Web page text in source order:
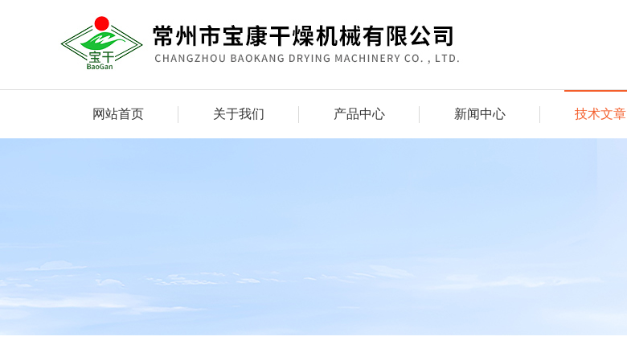
网站首页 关于我们 产品中心 新闻中心 技术文章